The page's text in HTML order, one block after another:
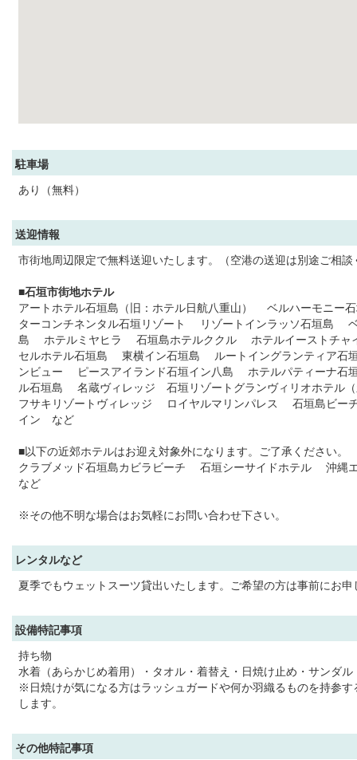
駐車場
あり（無料）
送迎情報
市街地周辺限定で無料送迎いたします。（空港の送迎は別途ご相談
■石垣市街地ホテル
アートホテル石垣島（旧：ホテル日航八重山） ベルハーモニー
ターコンチネンタル石垣リゾート リゾートインラッソ石垣島
島 ホテルミヤヒラ 石垣島ホテルククル ホテルイーストチ
セルホテル石垣島 東横イン石垣島 ルートイングランティア
ンビュー ピースアイランド石垣イン八島 ホテルパティーナ
ル石垣島 名蔵ヴィレッジ 石垣リゾートグランヴィリオホテル
フサキリゾートヴィレッジ ロイヤルマリンパレス 石垣島ビー
イン など
■以下の近郊ホテルはお迎え対象外になります。ご了承ください。
クラブメッド石垣島カビラビーチ 石垣シーサイドホテル 沖縄
など
※その他不明な場合はお気軽にお問い合わせ下さい。
レンタルなど
夏季でもウェットスーツ貸出いたします。ご希望の方は事前にお申
設備特記事項
持ち物
水着（あらかじめ着用）・タオル・着替え・日焼け止め・サンダル
※日焼けが気になる方はラッシュガードや何か羽織るものを持参す
します。
その他特記事項